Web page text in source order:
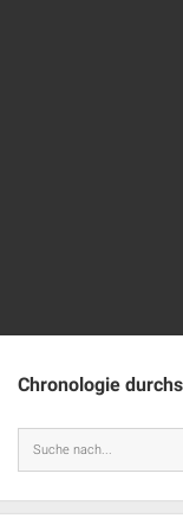
Chronologie